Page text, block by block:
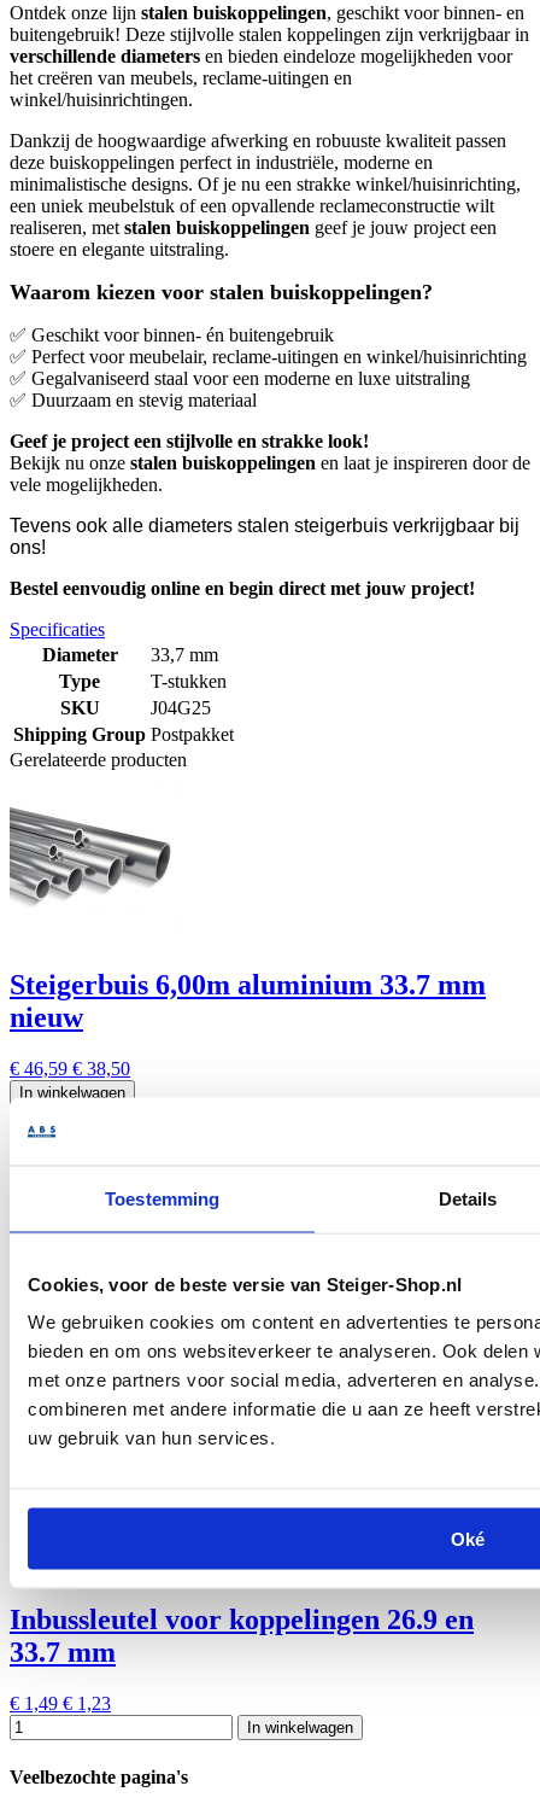
Toestemming Details
Cookies, voor de beste versie van Steiger-Shop.nl
We gebruiken cookies om content en advertenties te
bieden en om ons websiteverkeer te analyseren. Ook
met onze partners voor social media, adverteren en
combineren met andere informatie die u aan ze heeft
uw gebruik van hun services.
Oké
Ontdek onze lijn stalen buiskoppelingen, geschikt voor binnen- en
buitengebruik! Deze stijlvolle stalen koppelingen zijn verkrijgbaar in
verschillende diameters en bieden eindeloze mogelijkheden voor
het creëren van meubels, reclame-uitingen en
winkel/huisinrichtingen.
Dankzij de hoogwaardige afwerking en robuuste kwaliteit passen
deze buiskoppelingen perfect in industriële, moderne en
minimalistische designs. Of je nu een strakke winkel/huisinrichting,
een uniek meubelstuk of een opvallende reclameconstructie wilt
realiseren, met stalen buiskoppelingen geef je jouw project een
stoere en elegante uitstraling.
Waarom kiezen voor stalen buiskoppelingen?
✅ Geschikt voor binnen- én buitengebruik
✅ Perfect voor meubelair, reclame-uitingen en winkel/huisinrichting
✅ Gegalvaniseerd staal voor een moderne en luxe uitstraling
✅ Duurzaam en stevig materiaal
Geef je project een stijlvolle en strakke look!
Bekijk nu onze stalen buiskoppelingen en laat je inspireren door de
vele mogelijkheden.
Tevens ook alle diameters stalen steigerbuis verkrijgbaar bij
ons!
Bestel eenvoudig online en begin direct met jouw project!
Specificaties
Diameter
33,7 mm
Type
T-stukken
SKU
J04G25
Shipping Group Postpakket
Gerelateerde producten
Steigerbuis 6,00m aluminium 33.7 mm
nieuw
€ 46,59 € 38,50
In winkelwagen
Steigerbuis 6,00m staal 33.7mm nieuw
€ 35,03
In winkelwagen
Inbussleutel voor koppelingen 26.9 en
33.7 mm
€ 1,49 € 1,23
In winkelwagen
Veelbezochte pagina's